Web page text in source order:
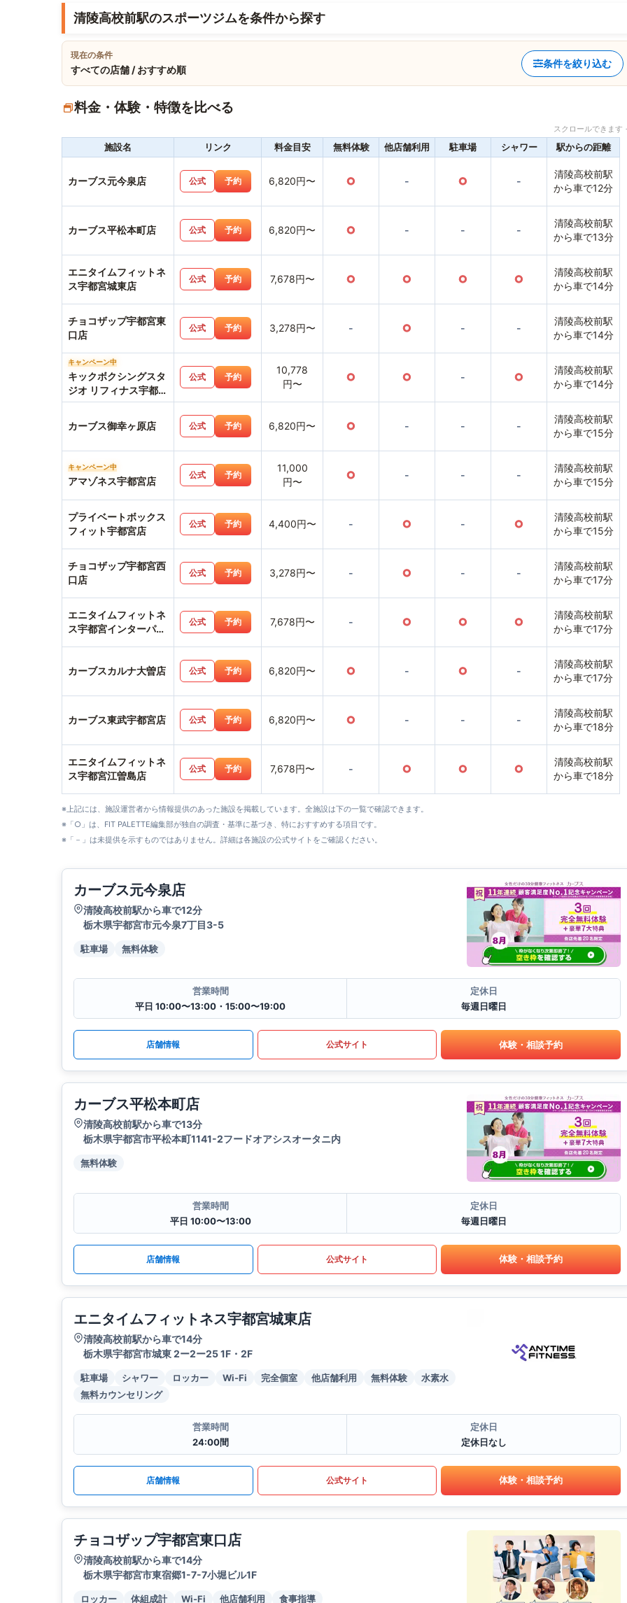
清陵高校前駅のスポーツジムを条件から探す
現在の条件
すべての店舗 / おすすめ順
条件を絞り込む
料金・体験・特徴を比べる
スクロールできま
施設名 リンク 料金目安 無料体験 他店舗利用 駐車場 シャワー 駅からの距離
カーブス元今泉店 公式 予約 6,820円〜 ○ - ○ -
清陵高校前駅
から車で12分
カーブス平松本町店 公式 予約 6,820円〜 ○ - - -
清陵高校前駅
から車で13分
エニタイムフィットネ
ス宇都宮城東店
公式 予約 7,678円〜 ○ ○ ○ ○
清陵高校前駅
から車で14分
チョコザップ宇都宮東
口店
公式 予約 3,278円〜 - ○ - -
清陵高校前駅
から車で14分
キャンペーン中
キックボクシングスタ
ジオ リフィナス宇都宮
店
公式 予約
10,778
円〜
○ ○ - ○
清陵高校前駅
から車で14分
カーブス御幸ヶ原店 公式 予約 6,820円〜 ○ - - -
清陵高校前駅
から車で15分
キャンペーン中
アマゾネス宇都宮店
公式 予約
11,000
円〜
○ - - -
清陵高校前駅
から車で15分
プライベートボックス
フィット宇都宮店
公式 予約 4,400円〜 - ○ - ○
清陵高校前駅
から車で15分
チョコザップ宇都宮西
口店
公式 予約 3,278円〜 - ○ - -
清陵高校前駅
から車で17分
エニタイムフィットネ
ス宇都宮インターパー
公式 予約 7,678円〜 - ○ ○ ○
清陵高校前駅
から車で17分
カーブスカルナ大曽店 公式 予約 6,820円〜 ○ - ○ -
清陵高校前駅
から車で17分
カーブス東武宇都宮店 公式 予約 6,820円〜 ○ - - -
清陵高校前駅
から車で18分
エニタイムフィットネ
ス宇都宮江曽島店
公式 予約 7,678円〜 - ○ ○ ○
清陵高校前駅
から車で18分
※上記には、施設運営者から情報提供のあった施設を掲載しています。全施設は下の一覧で確認できます。
※「○」は、FIT PALETTE編集部が独自の調査・基準に基づき、特におすすめする項目です。
※「－」は未提供を示すものではありません。詳細は各施設の公式サイトをご確認ください。
カーブス元今泉店
清陵高校前駅から車で12分
栃木県宇都宮市元今泉7丁目3-5
駐車場 無料体験
営業時間
平日 10:00〜13:00・15:00〜19:00
定休日
毎週日曜日
店舗情報 公式サイト 体験・相談予約
カーブス平松本町店
清陵高校前駅から車で13分
栃木県宇都宮市平松本町1141-2フードオアシスオータニ内
無料体験
営業時間
平日 10:00〜13:00
定休日
毎週日曜日
店舗情報 公式サイト 体験・相談予約
エニタイムフィットネス宇都宮城東店
清陵高校前駅から車で14分
栃木県宇都宮市城東 2ー2ー25 1F・2F
駐車場 シャワー ロッカー Wi-Fi 完全個室 他店舗利用 無料体験
水素水
無料カウンセリング
営業時間
24:00間
定休日
定休日なし
店舗情報 公式サイト 体験・相談予約
チョコザップ宇都宮東口店
清陵高校前駅から車で14分
栃木県宇都宮市東宿郷1-7-7小堀ビル1F
ロッカー 体組成計 Wi-Fi 他店舗利用 食事指導